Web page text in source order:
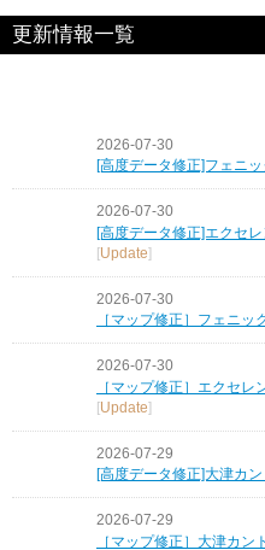
更新情報一覧
2026-07-30
[高度データ修正]フェニ
2026-07-30
[高度データ修正]エクセ
[Update]
2026-07-30
［マップ修正］フェニッ
2026-07-30
［マップ修正］エクセレ
[Update]
2026-07-29
[高度データ修正]大津カ
2026-07-29
［マップ修正］大津カ